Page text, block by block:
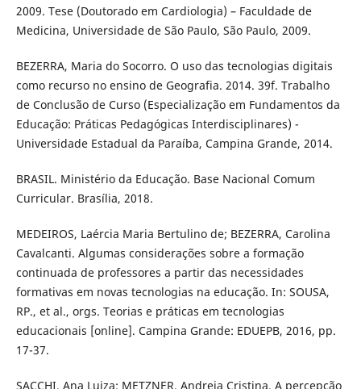
2009. Tese (Doutorado em Cardiologia) – Faculdade de
Medicina, Universidade de São Paulo, São Paulo, 2009.
BEZERRA, Maria do Socorro. O uso das tecnologias digitais
como recurso no ensino de Geografia. 2014. 39f. Trabalho
de Conclusão de Curso (Especialização em Fundamentos da
Educação: Práticas Pedagógicas Interdisciplinares) -
Universidade Estadual da Paraíba, Campina Grande, 2014.
BRASIL. Ministério da Educação. Base Nacional Comum
Curricular. Brasília, 2018.
MEDEIROS, Laércia Maria Bertulino de; BEZERRA, Carolina
Cavalcanti. Algumas considerações sobre a formação
continuada de professores a partir das necessidades
formativas em novas tecnologias na educação. In: SOUSA,
RP., et al., orgs. Teorias e práticas em tecnologias
educacionais [online]. Campina Grande: EDUEPB, 2016, pp.
17-37.
SACCHI, Ana Luiza; METZNER, Andreia Cristina. A percepção